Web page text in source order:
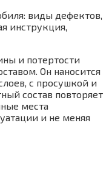
и потертости
Он наносится
с просушкой и
состав повторяет
места
и не меняя